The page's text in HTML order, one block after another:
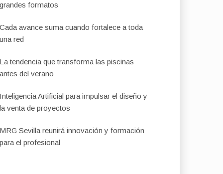
grandes formatos
Cada avance suma cuando fortalece a toda
una red
La tendencia que transforma las piscinas
antes del verano
Inteligencia Artificial para impulsar el diseño y
la venta de proyectos
MRG Sevilla reunirá innovación y formación
para el profesional